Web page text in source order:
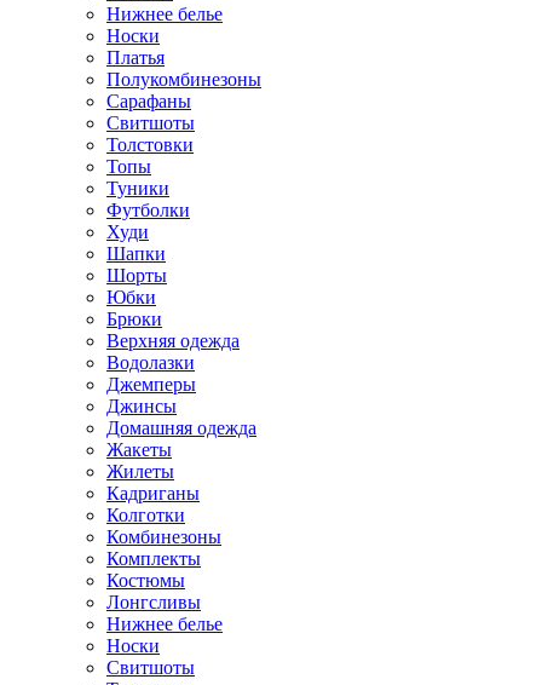
Нижнее белье
Носки
Платья
Полукомбинезоны
Сарафаны
Свитшоты
Толстовки
Топы
Туники
Футболки
Худи
Шапки
Шорты
Юбки
Брюки
Верхняя одежда
Водолазки
Джемперы
Джинсы
Домашняя одежда
Жакеты
Жилеты
Кадриганы
Колготки
Комбинезоны
Комплекты
Костюмы
Лонгсливы
Нижнее белье
Носки
Свитшоты